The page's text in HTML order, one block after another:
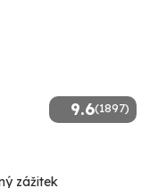
9.6(1897)
zážitek